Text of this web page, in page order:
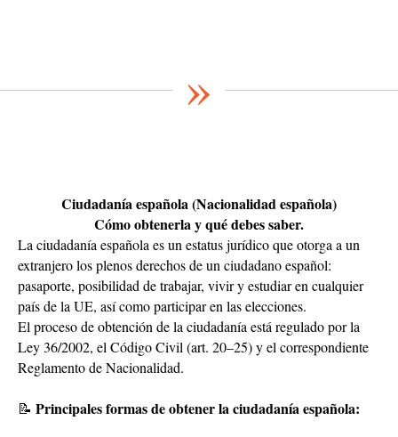
»
Ciudadanía española (Nacionalidad española)
Cómo obtenerla y qué debes saber.
La ciudadanía española es un estatus jurídico que otorga a un
extranjero los plenos derechos de un ciudadano español:
pasaporte, posibilidad de trabajar, vivir y estudiar en cualquier
país de la UE, así como participar en las elecciones.
El proceso de obtención de la ciudadanía está regulado por la
Ley 36/2002, el Código Civil (art. 20–25) y el correspondiente
Reglamento de Nacionalidad.
📝 Principales formas de obtener la ciudadanía española: